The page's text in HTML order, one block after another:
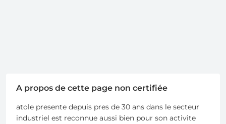
A propos de cette page non certifiée
atole presente depuis pres de 30 ans dans le secteur
industriel est reconnue aussi bien pour son activite